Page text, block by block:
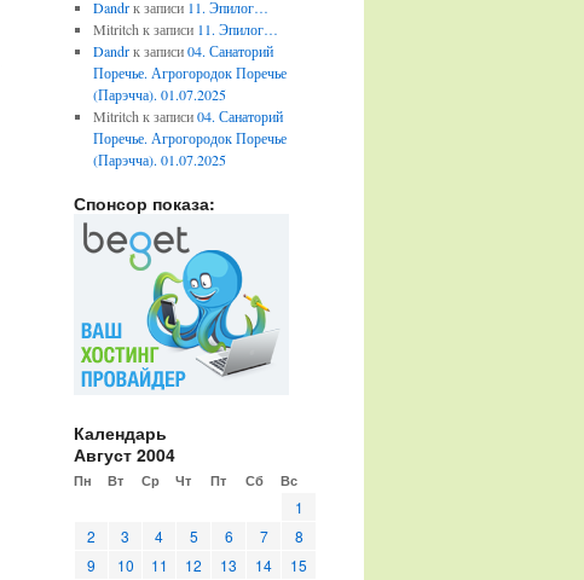
Dandrк записи 11. Эпилог…
Mitritch к записи 11. Эпилог…
Dandrк записи04. Санаторий
Поречье. Агрогородок Поречье
(Парэчча). 01.07.2025
Mitritch к записи04. Санаторий
Поречье. Агрогородок Поречье
(Парэчча). 01.07.2025
Спонсор показа:
Календарь
Август 2004
Пн Вт Ср Чт Пт Сб Вс
1
2
3 4 5 6 7
8
9
10 11 12 13 14
15